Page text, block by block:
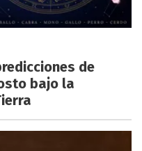
de
bajo la